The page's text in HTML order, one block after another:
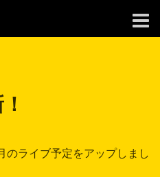
のライブ予定をアップしまし